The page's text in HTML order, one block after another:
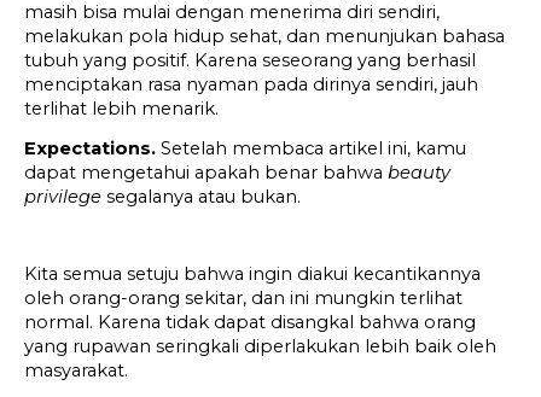
masih bisa mulai dengan menerima diri sendiri,
melakukan pola hidup sehat, dan menunjukan bahasa
tubuh yang positif. Karena seseorang yang berhasil
menciptakan rasa nyaman pada dirinya sendiri, jauh
terlihat lebih menarik.
Expectations. Setelah membaca artikel ini, kamu
dapat mengetahui apakah benar bahwa beauty
privilege segalanya atau bukan.
Kita semua setuju bahwa ingin diakui kecantikannya
oleh orang-orang sekitar, dan ini mungkin terlihat
normal. Karena tidak dapat disangkal bahwa orang
yang rupawan seringkali diperlakukan lebih baik oleh
masyarakat.